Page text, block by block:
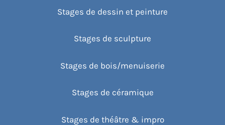
Stages de dessin et peinture
Stages de sculpture
Stages de bois/menuiserie
Stages de céramique
Stages de théâtre & impro